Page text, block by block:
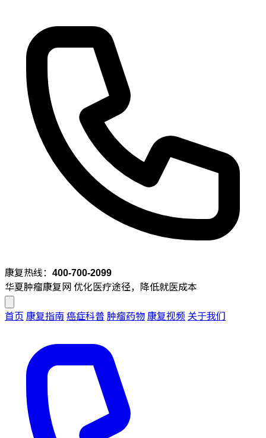
康复热线： 400-700-2099
华夏肿瘤康复网 优化医疗途径，降低就医成本
首页 康复指南癌症科普肿瘤药物康复视频 关于我们